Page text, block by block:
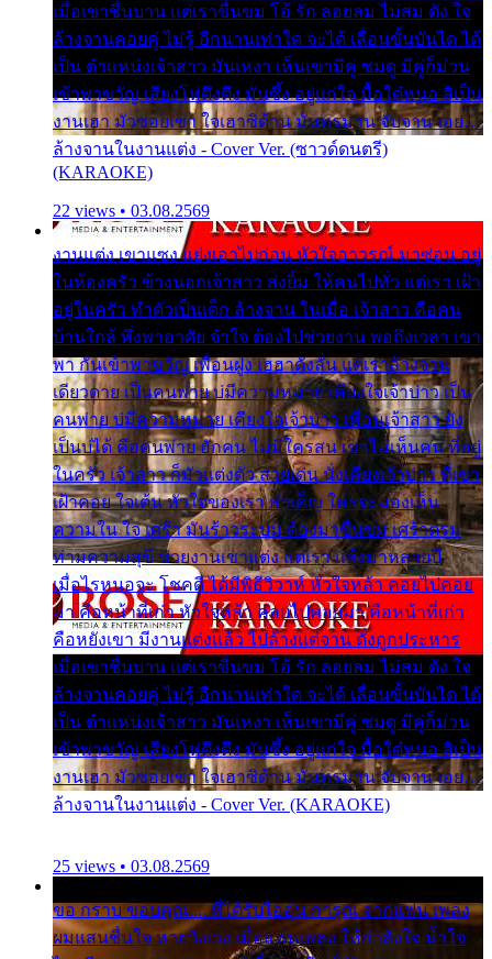
เมื่อเขาชื่นบาน แต่เราขื่นขม โอ้ รัก ลอยลม ไม่สม ดัง ใจ
ล้างจานคอยคู่ ไม่รู้ อีกนานเท่าใด จะได้ เลื่อนขั้นบันได ได้
เป็น ตำแหน่งเจ้าสาว มันเหงา เห็นเขามีคู่ ซมดู มีคู่ก็ม่วน
เข้าพาขวัญ เสียงโห่ตึงตึง มันซึ้ง อยู่แก่ใจ มื้อใด๋หนอ สิเป็น
งานเฮา มัวซอยเขา ใจเฮาซิด้าน มันทรมาน จับจาน เอย…
ล้างจานในงานแต่ง - Cover Ver. (ซาวด์ดนตรี)
(KARAOKE)
22 views • 03.08.2569
งานแต่ง เขาแซง แย่งเอาไปก่อน หัวใจอาวรณ์ มาซ่อน อยู่
ในห้องครัว ข้างนอกเจ้าสาว ส่งยิ้ม ให้คนไปทั่ว แต่เรา เฝ้า
อยู่ในครัว ทำตัวเป็นเด็ก ล้างจาน ในเมื่อ เจ้าสาว คือคน
บ้านใกล้ พึ่งพาอาศัย จำใจ ต้องไปช่วยงาน พอถึงเวลา เขา
พา กันเข้าพาขวัญ เพื่อนฝูง เฮฮาดังลั่น แต่เราล้างจาน
เดียวดาย เป็นคนพ่าย บ่มีความหมาย เคียงใจเจ้าบ่าว เป็น
คนพ่าย บ่มีความหมาย เคียงใจเจ้าบ่าว เพื่อนเจ้าสาว ยัง
เป็นบ่ได้ คือคนพ่าย ฮักคน ไม่มีใครสน เขาไม่เห็นคน ที่อยู่
ในครัว เจ้าสาว ก็มัวแต่งตัว สวยเด่น นั่งเคียงเจ้าบ่าว ที่เขา
เฝ้าคอย ใจเต้น หัวใจของเรา ลำเค็ญ ใครจะมองเห็น
ความใน ใจ เศร้า มันร้าวระบม ต้องมาขื่นขม เศร้าตรม
ท่ามความสุขี ช่วยงานเขาแต่ง แต่เรา แล้งมาหลายปี
เมื่อไรหนอจะ โชคดี ได้มีพิธีวิวาห์ หัวใจหล้า คอยไปคอย
มา คือหน้าที่เก่า หัวใจหล้า คอยไปคอยมา คือหน้าที่เก่า
คือหยังเขา มีงานแต่งแล้ว ไปล้างแต่จาน ดั่งถูกประหาร
เมื่อเขาชื่นบาน แต่เราขื่นขม โอ้ รัก ลอยลม ไม่สม ดัง ใจ
ล้างจานคอยคู่ ไม่รู้ อีกนานเท่าใด จะได้ เลื่อนขั้นบันได ได้
เป็น ตำแหน่งเจ้าสาว มันเหงา เห็นเขามีคู่ ซมดู มีคู่ก็ม่วน
เข้าพาขวัญ เสียงโห่ตึงตึง มันซึ้ง อยู่แก่ใจ มื้อใด๋หนอ สิเป็น
งานเฮา มัวซอยเขา ใจเฮาซิด้าน มันทรมาน จับจาน เอย…
ล้างจานในงานแต่ง - Cover Ver. (KARAOKE)
25 views • 03.08.2569
ขอ กราบ ขอบคุณ.... ที่ได้รับไออุ่น การุณ จากแฟน เพลง
ผมแสนชื่นใจ หายวังเวง เมื่อแฟนเพลง ให้กำลังใจ น้ำใจ